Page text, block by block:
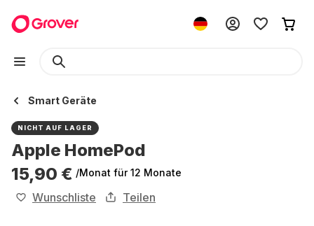
Smart Geräte
NICHT AUF LAGER
Apple HomePod
15,90 € /Monat für 12 Monate
Wunschliste Teilen